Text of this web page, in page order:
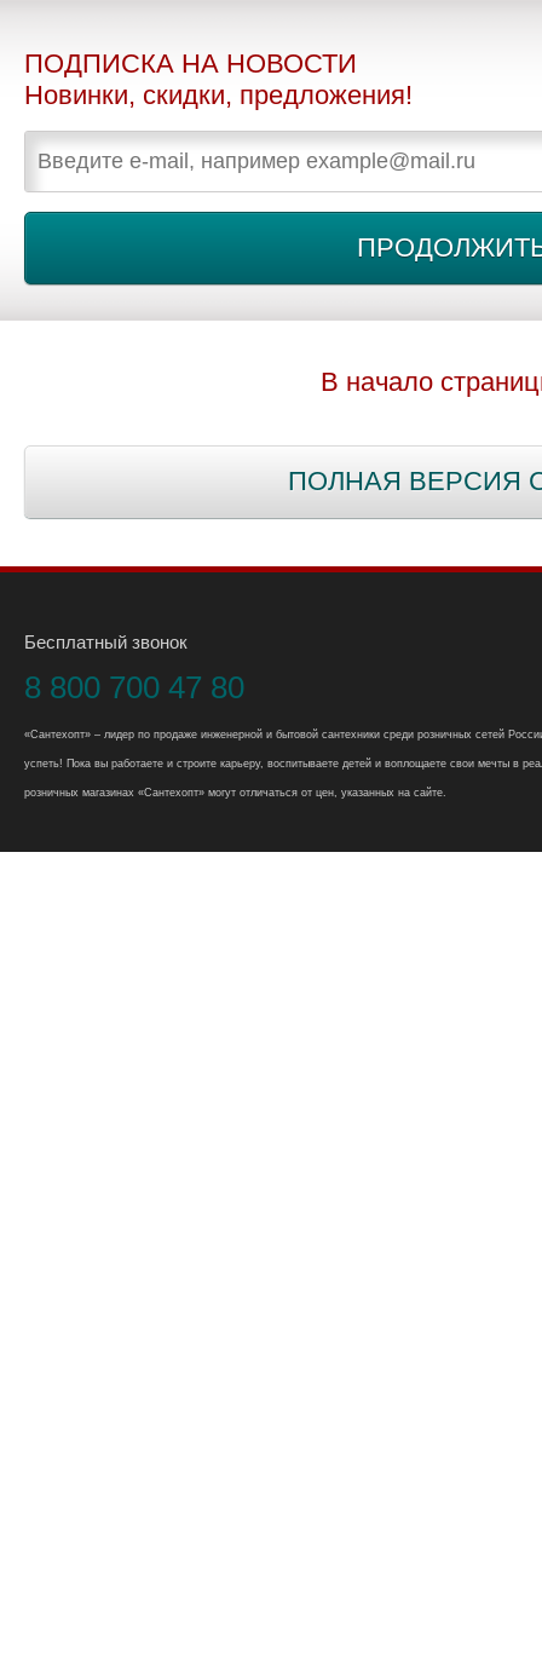
ПОДПИСКА НА НОВОСТИ
Новинки, скидки, предложения!
В начало
ПОЛНАЯ ВЕРСИЯ
Бесплатный звонок
8 800 700 47 80
«Сантехопт» – лидер по продаже инженерной и бытовой сантехники среди розничных сетей
успеть! Пока вы работаете и строите карьеру, воспитываете детей и воплощаете свои мечты в
розничных магазинах «Сантехопт» могут отличаться от цен, указанных на сайте.